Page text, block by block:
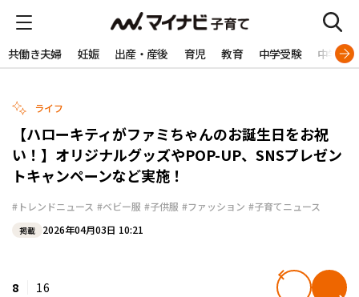
共働き夫婦 妊娠 出産・産後 育児 教育 中学受験 中学生
ライフ
【ハローキティがファミちゃんのお誕生日をお祝
い！】オリジナルグッズやPOP-UP、SNSプレゼン
トキャンペーンなど実施！
#トレンドニュース #ベビー服 #子供服 #ファッション #子育てニュース
掲載 2026年04月03日 10:21
8 16